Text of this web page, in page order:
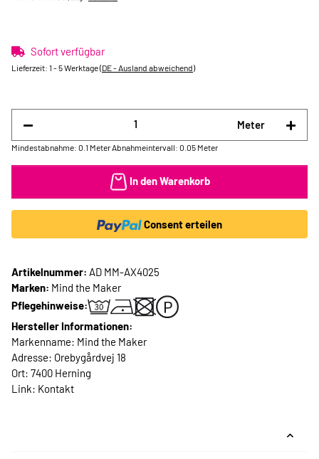
Sofort verfügbar
Lieferzeit: 1 - 5 Werktage(DE - Ausland abweichend)
Meter
Mindestabnahme: 0.1 Meter Abnahmeintervall: 0.05 Meter
In den Warenkorb
Consent erteilen
Artikelnummer: AD MM-AX4025
Marken: Mind the Maker
Pflegehinweise:
Hersteller Informationen:
Markenname: Mind the Maker
Adresse: Orebygårdvej 18
Ort: 7400 Herning
Link: Kontakt